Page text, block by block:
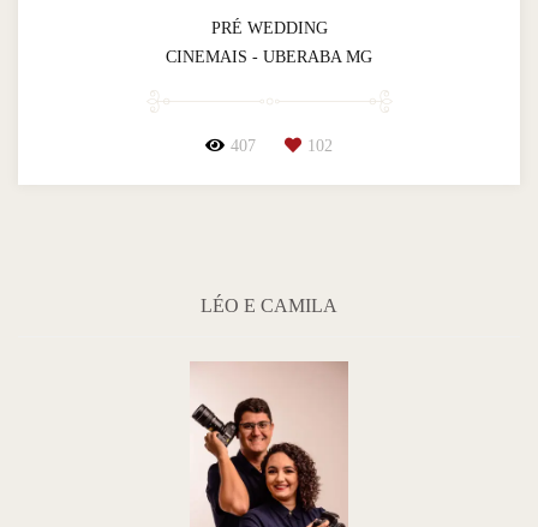
PRÉ WEDDING
CINEMAIS - UBERABA MG
407 102
LÉO E CAMILA